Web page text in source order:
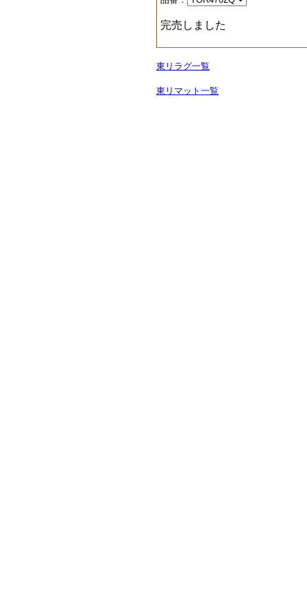
完売しました
東リラグ一覧
東リマット一覧